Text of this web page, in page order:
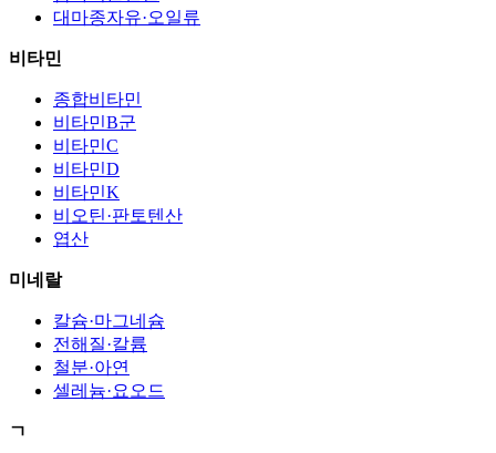
대마종자유·오일류
비타민
종합비타민
비타민B군
비타민C
비타민D
비타민K
비오틴·판토텐산
엽산
미네랄
칼슘·마그네슘
전해질·칼륨
철분·아연
셀레늄·요오드
ㄱ